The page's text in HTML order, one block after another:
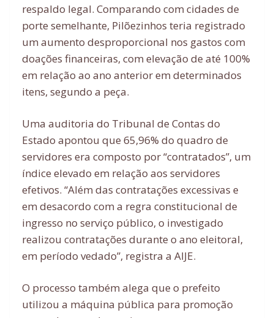
respaldo legal. Comparando com cidades de
porte semelhante, Pilõezinhos teria registrado
um aumento desproporcional nos gastos com
doações financeiras, com elevação de até 100%
em relação ao ano anterior em determinados
itens, segundo a peça.
Uma auditoria do Tribunal de Contas do
Estado apontou que 65,96% do quadro de
servidores era composto por “contratados”, um
índice elevado em relação aos servidores
efetivos. “Além das contratações excessivas e
em desacordo com a regra constitucional de
ingresso no serviço público, o investigado
realizou contratações durante o ano eleitoral,
em período vedado”, registra a AIJE.
O processo também alega que o prefeito
utilizou a máquina pública para promoção